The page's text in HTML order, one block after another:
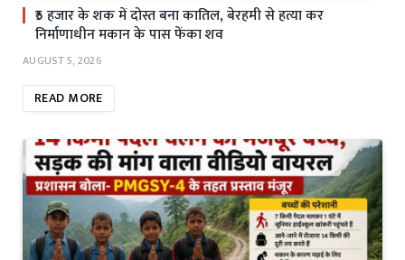
₹5 हजार के शक में दोस्त बना कातिल, बेरहमी से हत्या कर
निर्माणाधीन मकान के पास फेंका शव
AUGUST 5, 2026
READ MORE